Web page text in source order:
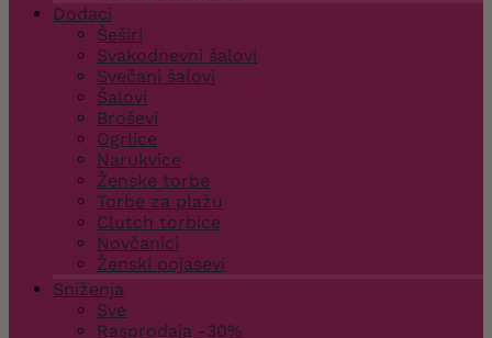
Dodaci
Šeširi
Svakodnevni šalovi
Svečani šalovi
Šalovi
Broševi
Ogrlice
Narukvice
Ženske torbe
Torbe za plažu
Clutch torbice
Novčanici
Ženski pojasevi
Sniženja
Sve
Rasprodaja -30%